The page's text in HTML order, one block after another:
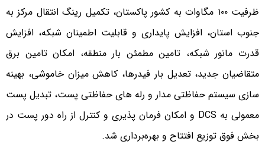
ظرفیت ۱۰۰ مگاوات به کشور پاکستان، تکمیل رینگ انتقال مرکز به
جنوب استان، افزایش پایداری و قابلیت اطمینان شبکه، افزایش
قدرت مانور شبکه، تامین مطمئن بار منطقه، امکان تامین برق
متقاضیان جدید، تعدیل بار فیدرها، کاهش میزان خاموشی، بهینه
سازی سیستم حفاظتی مدار و رله های حفاظتی پست، تبدیل پست
معمولی به DCS و امکان فرمان پذیری و کنترل از راه دور پست در
بخش فوق توزیع افتتاح و بهره‌برداری شد.